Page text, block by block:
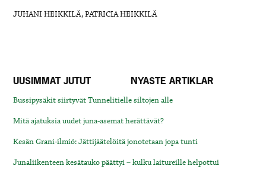
JUHANI HEIKKILÄ, PATRICIA HEIKKILÄ
UUSIMMAT JUTUT NYASTE ARTIKLAR
Bussipysäkit siirtyvät Tunnelitielle siltojen alle
Mitä ajatuksia uudet juna-asemat herättävät?
Kesän Grani-ilmiö: Jättijäätelöitä jonotetaan jopa tunti
Junaliikenteen kesätauko päättyi – kulku laitureille helpottui